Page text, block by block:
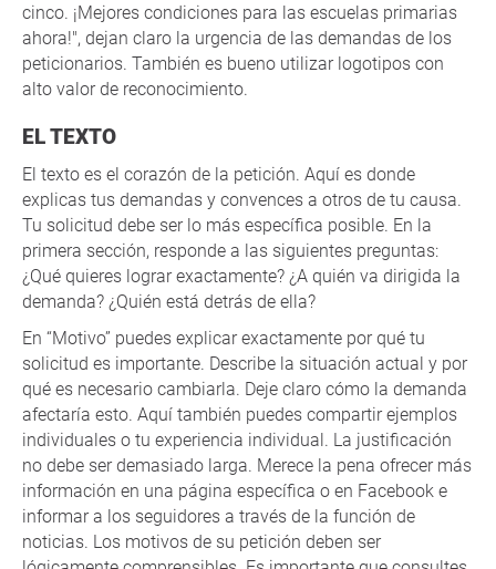
cinco. ¡Mejores condiciones para las escuelas primarias
ahora!", dejan claro la urgencia de las demandas de los
peticionarios. También es bueno utilizar logotipos con
alto valor de reconocimiento.
EL TEXTO
El texto es el corazón de la petición. Aquí es donde
explicas tus demandas y convences a otros de tu causa.
Tu solicitud debe ser lo más específica posible. En la
primera sección, responde a las siguientes preguntas:
¿Qué quieres lograr exactamente? ¿A quién va dirigida la
demanda? ¿Quién está detrás de ella?
En “Motivo” puedes explicar exactamente por qué tu
solicitud es importante. Describe la situación actual y por
qué es necesario cambiarla. Deje claro cómo la demanda
afectaría esto. Aquí también puedes compartir ejemplos
individuales o tu experiencia individual. La justificación
no debe ser demasiado larga. Merece la pena ofrecer más
información en una página específica o en Facebook e
informar a los seguidores a través de la función de
noticias. Los motivos de su petición deben ser